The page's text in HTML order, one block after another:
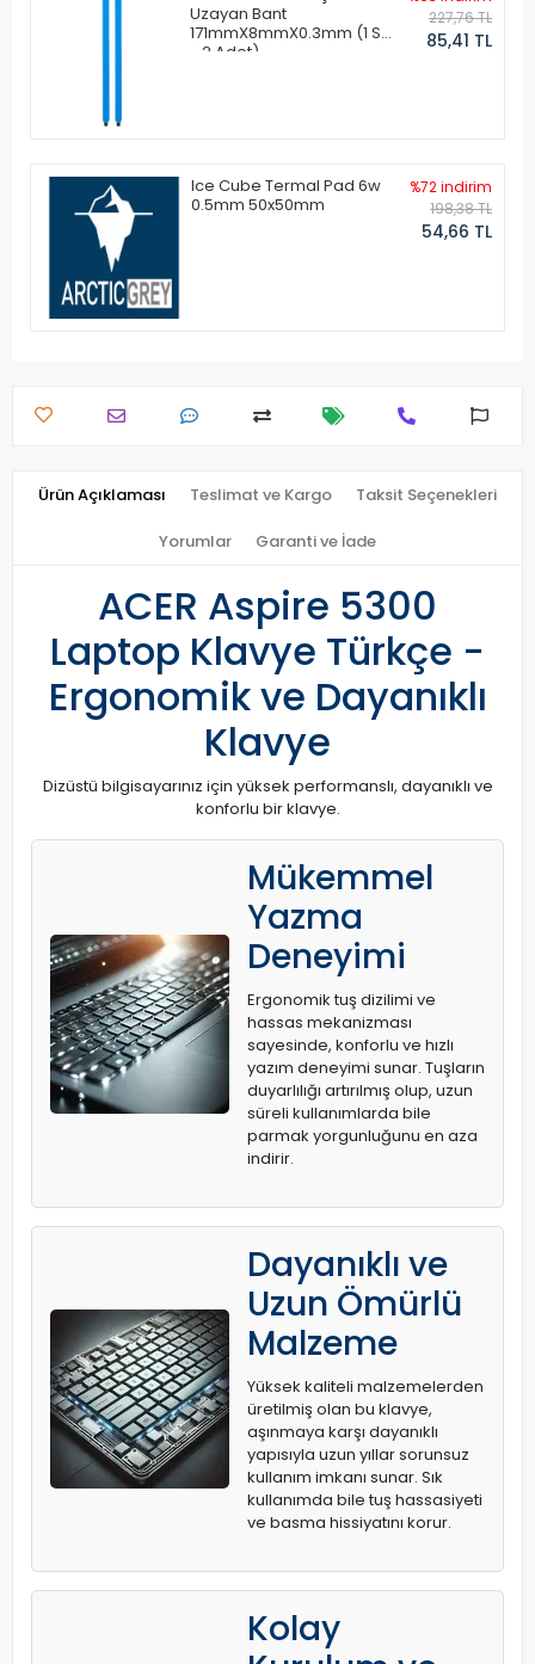
Uzayan Bant
171mmX8mmX0.3mm (1 Set
- 2 Adet)
227,76 TL
85,41 TL
Ice Cube Termal Pad 6w
0.5mm 50x50mm
%72 indirim
198,38 TL
54,66 TL
Ürün Açıklaması Teslimat ve Kargo Taksit Seçenekleri
Yorumlar Garanti ve İade
ACER Aspire 5300
Laptop Klavye Türkçe -
Ergonomik ve Dayanıklı
Klavye
Dizüstü bilgisayarınız için yüksek performanslı, dayanıklı ve
konforlu bir klavye.
Mükemmel
Yazma
Deneyimi
Ergonomik tuş dizilimi ve
hassas mekanizması
sayesinde, konforlu ve hızlı
yazım deneyimi sunar. Tuşların
duyarlılığı artırılmış olup, uzun
süreli kullanımlarda bile
parmak yorgunluğunu en aza
indirir.
Dayanıklı ve
Uzun Ömürlü
Malzeme
Yüksek kaliteli malzemelerden
üretilmiş olan bu klavye,
aşınmaya karşı dayanıklı
yapısıyla uzun yıllar sorunsuz
kullanım imkanı sunar. Sık
kullanımda bile tuş hassasiyeti
ve basma hissiyatını korur.
Kolay